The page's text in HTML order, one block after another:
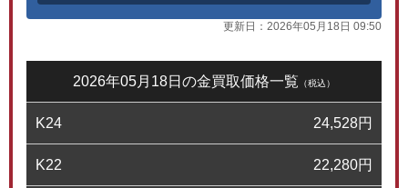
更新日： 2026年05月18日 09:50
2026年05月18日の金買取価格一覧 （税込）
K24 24,528円
K22 22,280円